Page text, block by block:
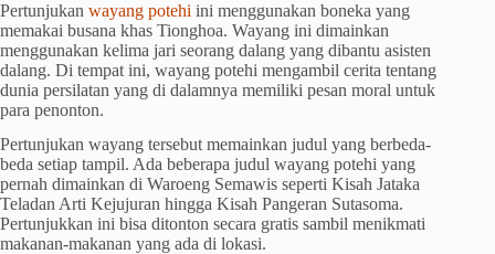
Pertunjukan wayang potehi ini menggunakan boneka yang
memakai busana khas Tionghoa. Wayang ini dimainkan
menggunakan kelima jari seorang dalang yang dibantu asisten
dalang. Di tempat ini, wayang potehi mengambil cerita tentang
dunia persilatan yang di dalamnya memiliki pesan moral untuk
para penonton.
Pertunjukan wayang tersebut memainkan judul yang berbeda-
beda setiap tampil. Ada beberapa judul wayang potehi yang
pernah dimainkan di Waroeng Semawis seperti Kisah Jataka
Teladan Arti Kejujuran hingga Kisah Pangeran Sutasoma.
Pertunjukkan ini bisa ditonton secara gratis sambil menikmati
makanan-makanan yang ada di lokasi.